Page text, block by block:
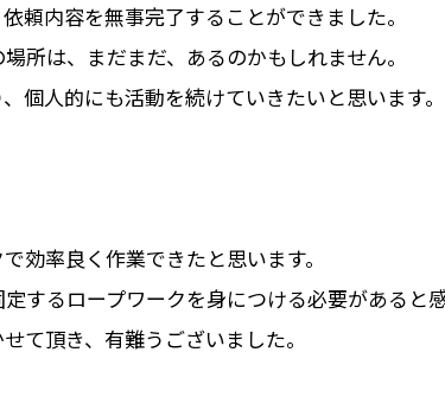
頼内容を無事完了することができました。
所は、まだまだ、あるのかもしれません。
個人的にも活動を続けていきたいと思います。
効率良く作業できたと思います。
するロープワークを身につける必要があると感
て頂き、有難うございました。